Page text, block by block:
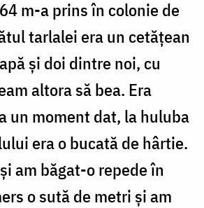
m-a prins în colonie de
tarlalei era un cetăţean
şi doi dintre noi, cu
altora să bea. Era
un moment dat, la huluba
era o bucată de hârtie.
am băgat-o repede în
o sută de metri şi am